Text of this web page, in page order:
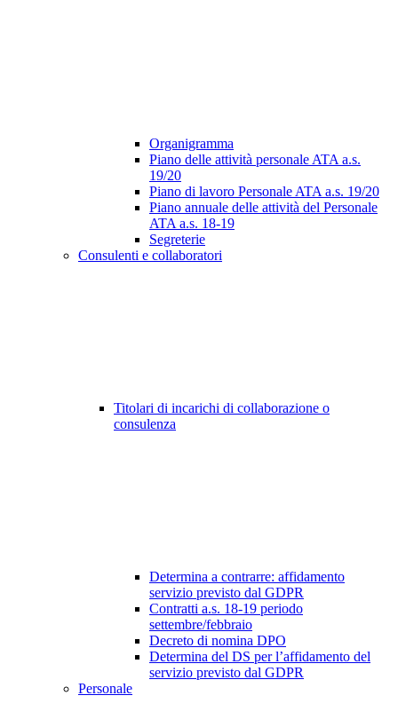
Organigramma
Piano delle attività personale ATA a.s.
19/20
Piano di lavoro Personale ATA a.s. 19/20
Piano annuale delle attività del Personale
ATA a.s. 18-19
Segreterie
Consulenti e collaboratori
Titolari di incarichi di collaborazione o
consulenza
Determina a contrarre: affidamento
servizio previsto dal GDPR
Contratti a.s. 18-19 periodo
settembre/febbraio
Decreto di nomina DPO
Determina del DS per l’affidamento del
servizio previsto dal GDPR
Personale